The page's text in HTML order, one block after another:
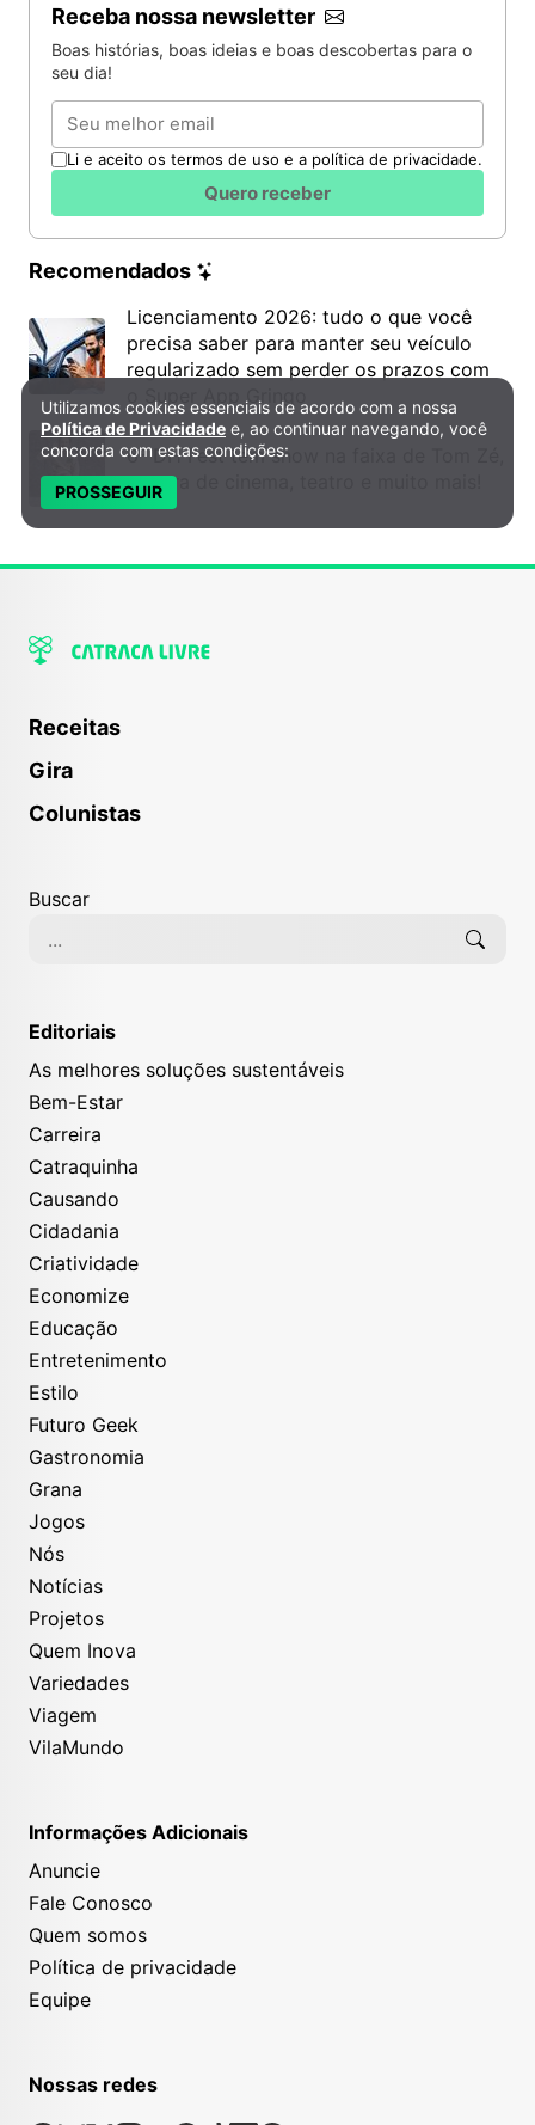
Receba nossa newsletter
Boas histórias, boas ideias e boas descobertas para o
seu dia!
Email
Li e aceito os termos de uso e a política de privacidade.
Quero receber
Recomendados
Licenciamento 2026: tudo o que você
precisa saber para manter seu veículo
regularizado sem perder os prazos com
o Super App Gringo
6º DH Fest tem show na faixa de Tom Zé,
mostra de cinema, teatro e muito mais!
Receitas
Gira
Colunistas
Buscar
Editoriais
As melhores soluções sustentáveis
Bem-Estar
Carreira
Catraquinha
Causando
Cidadania
Criatividade
Economize
Educação
Entretenimento
Estilo
Futuro Geek
Gastronomia
Grana
Jogos
Nós
Notícias
Projetos
Quem Inova
Variedades
Viagem
VilaMundo
Informações Adicionais
Anuncie
Fale Conosco
Quem somos
Política de privacidade
Equipe
Nossas redes
Política de Privacidade e Cookies
Utilizamos cookies essenciais de acordo com a nossa
Política de Privacidade e, ao continuar navegando, você
concorda com estas condições:
PROSSEGUIR